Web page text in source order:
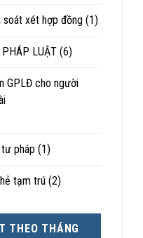
soát xét hợp đồng (1)
LUẬT (6)
GPLĐ cho người
pháp (1)
tạm trú (2)
THEO THÁNG